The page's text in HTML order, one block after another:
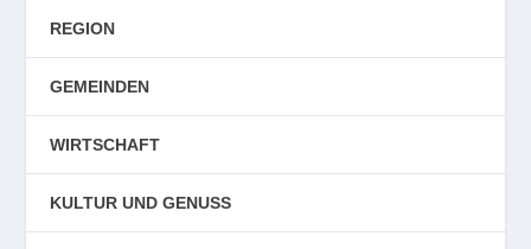
REGION
GEMEINDEN
WIRTSCHAFT
KULTUR UND GENUSS